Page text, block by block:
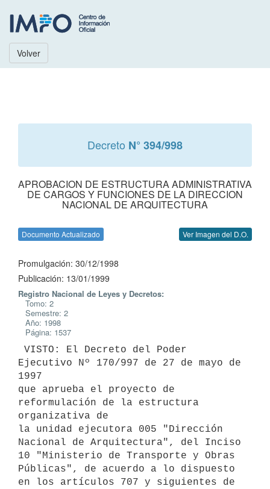
Volver
Decreto N° 394/998
APROBACION DE ESTRUCTURA ADMINISTRATIVA
DE CARGOS Y FUNCIONES DE LA DIRECCION
NACIONAL DE ARQUITECTURA
Documento Actualizado Ver Imagen del D.O.
Promulgación: 30/12/1998
Publicación: 13/01/1999
Registro Nacional de Leyes y Decretos:
Tomo: 2
Semestre: 2
Año: 1998
Página: 1537
Ejecutivo Nº 170/997 de 27 de mayo de
1997
que aprueba el proyecto de
reformulación de la estructura
organizativa de
la unidad ejecutora 005 "Dirección
Nacional de Arquitectura", del Inciso
10 "Ministerio de Transporte y Obras
Públicas", de acuerdo a lo dispuesto
en los artículos 707 y siguientes de